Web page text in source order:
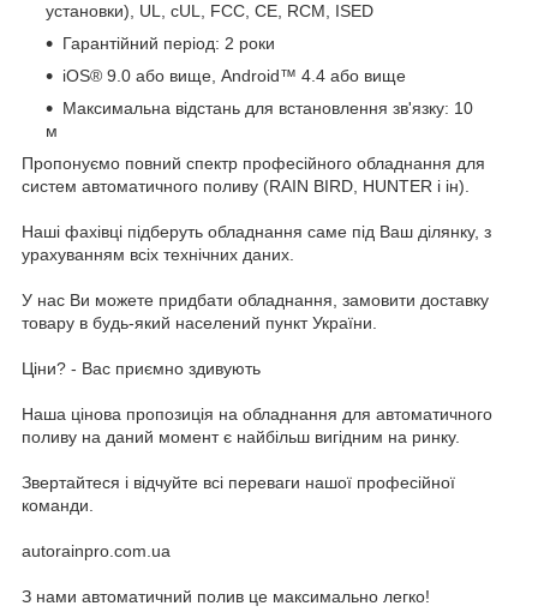
установки), UL, cUL, FCC, CE, RCM, ISED
Гарантійний період: 2 роки
iOS® 9.0 або вище, Android™ 4.4 або вище
Максимальна відстань для встановлення зв'язку: 10
м
Пропонуємо повний спектр професійного обладнання для
систем автоматичного поливу (RAIN BIRD, HUNTER і ін).
Наші фахівці підберуть обладнання саме під Ваш ділянку, з
урахуванням всіх технічних даних.
У нас Ви можете придбати обладнання, замовити доставку
товару в будь-який населений пункт України.
Ціни? - Вас приємно здивують
Наша цінова пропозиція на обладнання для автоматичного
поливу на даний момент є найбільш вигідним на ринку.
Звертайтеся і відчуйте всі переваги нашої професійної
команди.
autorainpro.com.ua
З нами автоматичний полив це максимально легко!